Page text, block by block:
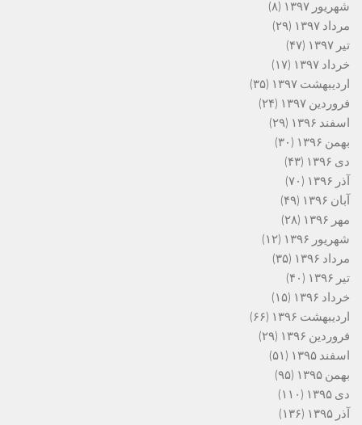
شهریور ۱۳۹۷
(۸)
مرداد ۱۳۹۷
(۲۹)
تیر ۱۳۹۷
(۴۷)
خرداد ۱۳۹۷
(۱۷)
اردیبهشت ۱۳۹۷
(۳۵)
فروردین ۱۳۹۷
(۲۴)
اسفند ۱۳۹۶
(۲۹)
بهمن ۱۳۹۶
(۳۰)
دی ۱۳۹۶
(۴۳)
آذر ۱۳۹۶
(۷۰)
آبان ۱۳۹۶
(۴۹)
مهر ۱۳۹۶
(۲۸)
شهریور ۱۳۹۶
(۱۲)
مرداد ۱۳۹۶
(۳۵)
تیر ۱۳۹۶
(۴۰)
خرداد ۱۳۹۶
(۱۵)
اردیبهشت ۱۳۹۶
(۶۶)
فروردین ۱۳۹۶
(۲۹)
اسفند ۱۳۹۵
(۵۱)
بهمن ۱۳۹۵
(۹۵)
دی ۱۳۹۵
(۱۱۰)
آذر ۱۳۹۵
(۱۳۶)